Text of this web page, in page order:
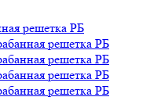
решетка РБ
решетка РБ
решетка РБ
решетка РБ
решетка РБ